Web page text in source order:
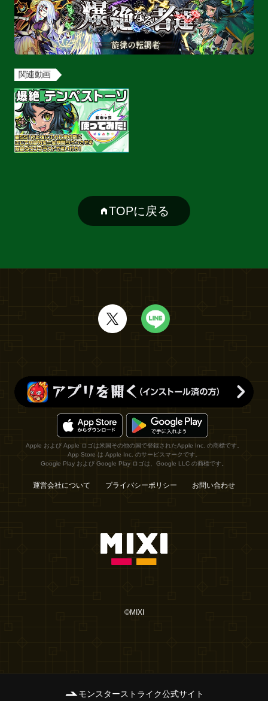
関連動画
TOPに戻る
Apple および Apple ロゴは米国その他の国で登録されたApple Inc. の商標です。
App Store は Apple Inc. のサービスマークです。
Google Play および Google Play ロゴは、Google LLC の商標です。
運営会社について プライバシーポリシー お問い合わせ
©MIXI
モンスターストライク公式サイト